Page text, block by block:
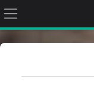
Passer au contenu
Panneau latéral